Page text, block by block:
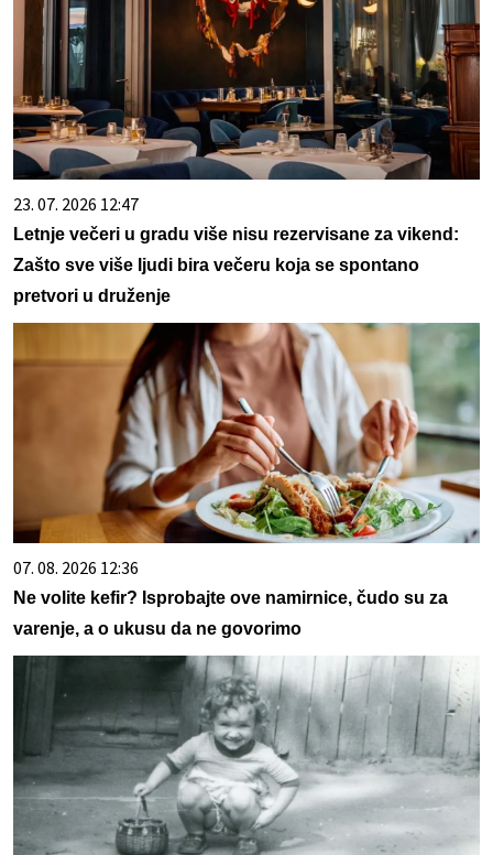
23. 07. 2026 12:47
Letnje večeri u gradu više nisu rezervisane za vikend:
Zašto sve više ljudi bira večeru koja se spontano
pretvori u druženje
07. 08. 2026 12:36
Ne volite kefir? Isprobajte ove namirnice, čudo su za
varenje, a o ukusu da ne govorimo